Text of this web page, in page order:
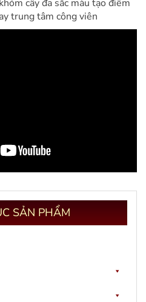
cây đa sắc màu tạo điểm
trung tâm công viên
SẢN PHẨM